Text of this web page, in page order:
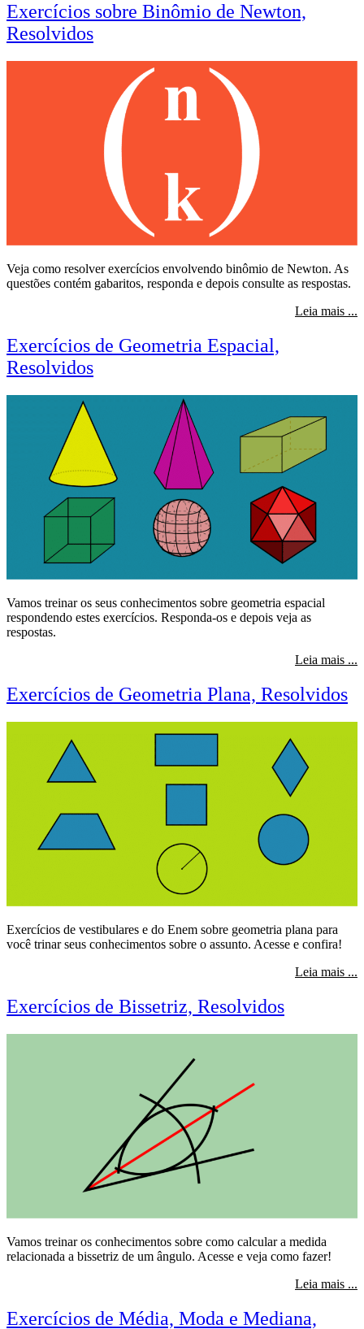
Exercícios sobre Binômio de Newton,
Resolvidos
Veja como resolver exercícios envolvendo binômio de Newton. As
questões contém gabaritos, responda e depois consulte as respostas.
Leia mais ...
Exercícios de Geometria Espacial,
Resolvidos
Vamos treinar os seus conhecimentos sobre geometria espacial
respondendo estes exercícios. Responda-os e depois veja as
respostas.
Leia mais ...
Exercícios de Geometria Plana, Resolvidos
Exercícios de vestibulares e do Enem sobre geometria plana para
você trinar seus conhecimentos sobre o assunto. Acesse e confira!
Leia mais ...
Exercícios de Bissetriz, Resolvidos
Vamos treinar os conhecimentos sobre como calcular a medida
relacionada a bissetriz de um ângulo. Acesse e veja como fazer!
Leia mais ...
Exercícios de Média, Moda e Mediana,